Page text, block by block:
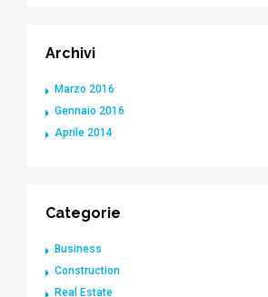
Archivi
Marzo 2016
Gennaio 2016
Aprile 2014
Categorie
Business
Construction
Real Estate